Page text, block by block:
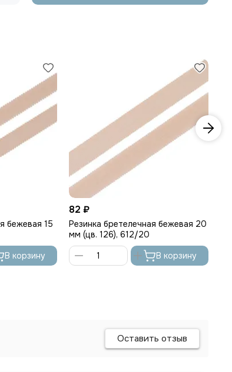
бежевая 15
В корзину
82 ₽
Резинка бретелечная бежевая 20
мм (цв. 126), 612/20
В корзину
Оставить отзыв